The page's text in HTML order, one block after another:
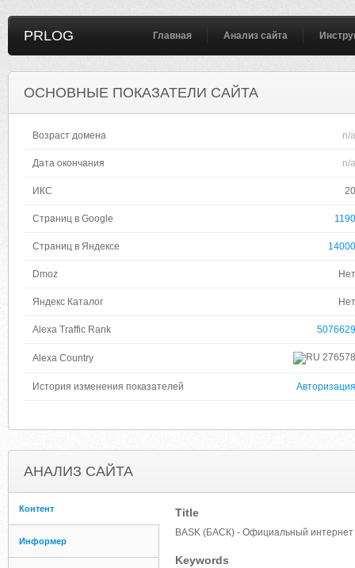
PRLOG Главная Анализ сайта
ОСНОВНЫЕ ПОКАЗАТЕЛИ САЙТА
Возраст домена n/a
Дата окончания n/a
ИКС 20
Страниц в Google 1190
Страниц в Яндексе 14000
Dmoz Нет
Яндекс Каталог Нет
Alexa Traffic Rank 5076629
Alexa Country 276578
История изменения показателей Авторизация
АНАЛИЗ САЙТА
Контент
Информер
Title
BASK (БАСК) - Официальный интернет
Keywords